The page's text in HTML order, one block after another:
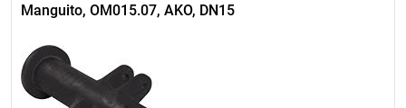
Manguito, OM015.07, AKO, DN15